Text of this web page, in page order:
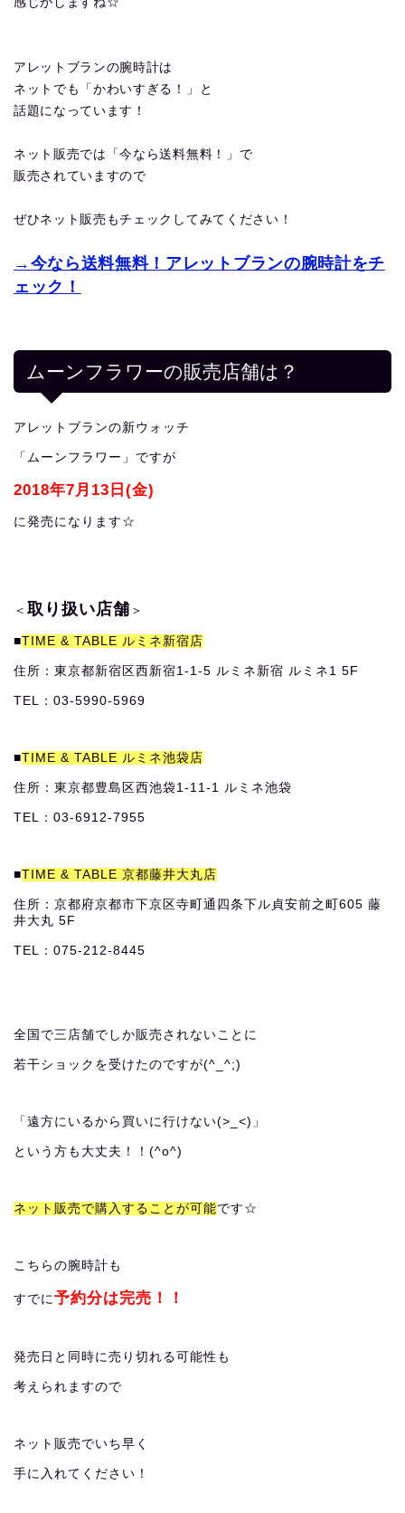
アレットブランの腕時計は
ネットでも「かわいすぎる！」と
話題になっています！
ネット販売では「今なら送料無料！」で
販売されていますので
ぜひネット販売もチェックしてみてください！
→今なら送料無料！アレットブランの腕時計をチ
ェック！
ムーンフラワーの販売店舗は？
アレットブランの新ウォッチ
「ムーンフラワー」ですが
2018年7月13日(金)
に発売になります☆
＜ 取り扱い店舗 ＞
■TIME & TABLE ルミネ新宿店
住所：東京都新宿区西新宿1-1-5 ルミネ新宿 ルミネ1 5F
TEL：03-5990-5969
■TIME & TABLE ルミネ池袋店
住所：東京都豊島区西池袋1-11-1 ルミネ池袋
TEL：03-6912-7955
■TIME & TABLE 京都藤井大丸店
住所：京都府京都市下京区寺町通四条下ル貞安前之町605 藤
井大丸 5F
TEL：075-212-8445
全国で三店舗でしか販売されないことに
若干ショックを受けたのですが(^_^;)
「遠方にいるから買いに行けない(>_<)」
という方も大丈夫！！(^o^)
ネット販売で購入することが可能です☆
こちらの腕時計も
すでに予約分は完売！！
発売日と同時に売り切れる可能性も
考えられますので
ネット販売でいち早く
手に入れてください！